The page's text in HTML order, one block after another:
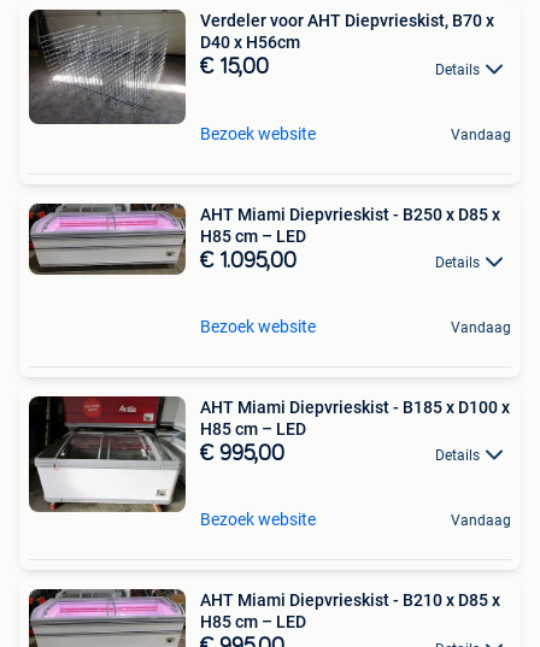
Verdeler voor AHT Diepvrieskist, B70 x
D40 x H56cm
€ 15,00 Details
Bezoek website Vandaag
AHT Miami Diepvrieskist - B250 x D85 x
H85 cm – LED
€ 1.095,00 Details
Bezoek website Vandaag
AHT Miami Diepvrieskist - B185 x D100 x
H85 cm – LED
€ 995,00 Details
Bezoek website Vandaag
AHT Miami Diepvrieskist - B210 x D85 x
H85 cm – LED